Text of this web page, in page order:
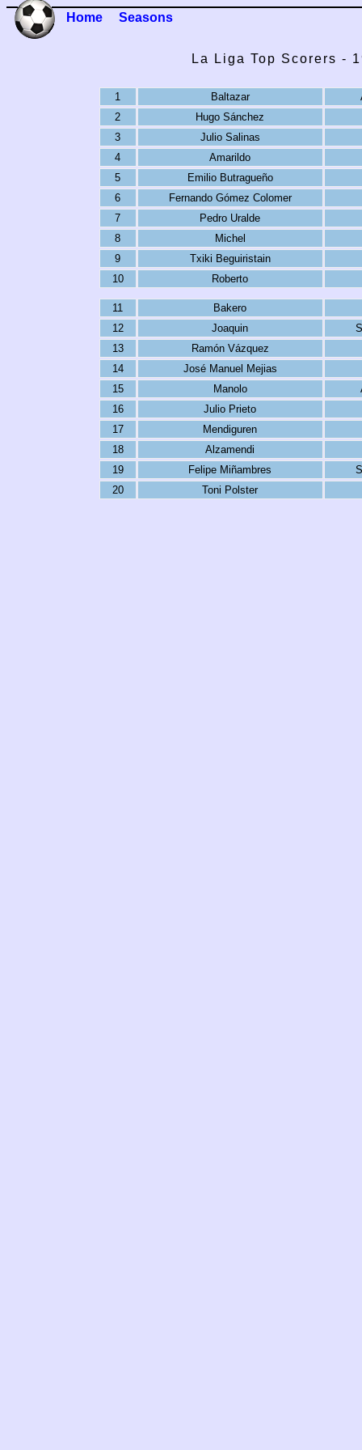
Home Seasons
La Liga Top Scorers -
1 Baltazar
2
Hugo Sánchez
3
Julio Salinas
4
Amarildo
5
Emilio Butragueño
6
Fernando Gómez Colomer
7
Pedro Uralde
8
Michel
9
Txiki Beguiristain
10
Roberto
11
Bakero
12
Joaquin
13
Ramón Vázquez
14
José Manuel Mejias
15
Manolo
16
Julio Prieto
17
Mendiguren
18
Alzamendi
19
Felipe Miñambres
20
Toni Polster